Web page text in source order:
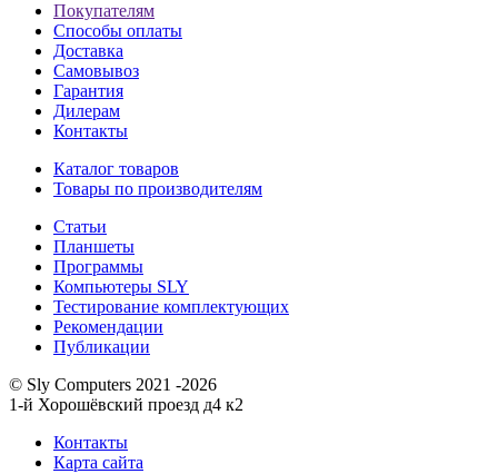
Покупателям
Способы оплаты
Доставка
Самовывоз
Гарантия
Дилерам
Контакты
Каталог товаров
Товары по производителям
Статьи
Планшеты
Программы
Компьютеры SLY
Тестирование комплектующих
Рекомендации
Публикации
© Sly Computers 2021 -2026
1-й Хорошёвский проезд д4 к2
Контакты
Карта сайта